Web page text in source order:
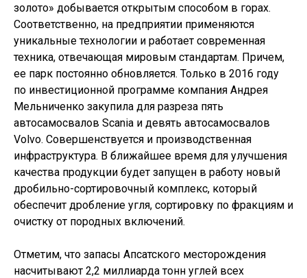
золото» добывается открытым способом в горах.
Соответственно, на предприятии применяются
уникальные технологии и работает современная
техника, отвечающая мировым стандартам. Причем,
ее парк постоянно обновляется. Только в 2016 году
по инвестиционной программе компания Андрея
Мельниченко закупила для разреза пять
автосамосвалов Scania и девять автосамосвалов
Volvo. Совершенствуется и производственная
инфраструктура. В ближайшее время для улучшения
качества продукции будет запущен в работу новый
дробильно-сортировочный комплекс, который
обеспечит дробление угля, сортировку по фракциям и
очистку от породных включений.
Отметим, что запасы Апсатского месторождения
насчитывают 2,2 миллиарда тонн углей всех